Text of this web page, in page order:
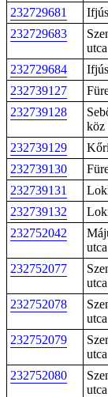
232729681
232729683
utca
232729684
232739127
232739128
köz
232739129
232739130
232739131
232739132
232752042
utca
232752077
utca
232752078
utca
232752079
utca
232752080
utca